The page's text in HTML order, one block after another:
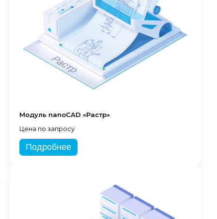
Модуль nanoCAD «Растр»
Цена по запросу
Подробнее